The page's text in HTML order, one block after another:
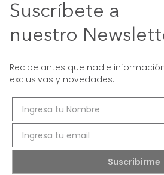
Suscríbete a
nuestro
Recibe antes que nadie
exclusivas y novedades.